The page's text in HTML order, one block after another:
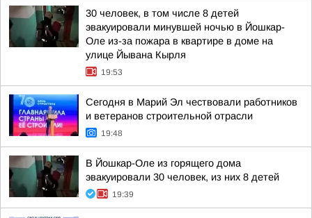
30 человек, в том числе 8 детей
эвакуировали минувшей ночью в Йошкар-
Оле из-за пожара в квартире в доме на
улице Йывана Кырля
19:53
Сегодня в Марий Эл чествовали работников
и ветеранов строительной отрасли
19:48
В Йошкар-Оле из горящего дома
эвакуировали 30 человек, из них 8 детей
19:39